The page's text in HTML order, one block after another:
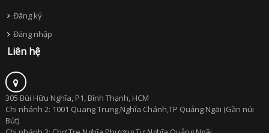
Đăng ký
Đăng nhập
Liên hệ
305 Bùi Hữu Nghĩa, P1, Bình Thạnh, HCM
Chi nhánh 2: 1001 Quang Trung,Nghĩa Chánh,TP Quảng Ngãi (Gần núi
Bút)